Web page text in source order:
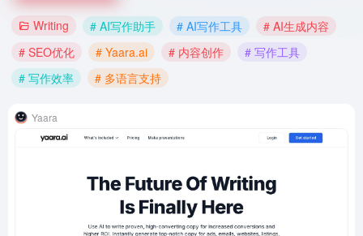
Writing # AI写作助手 # AI写作工具
# AI生成内容
# SEO优化
# Yaara.ai # 内容创作
# 写作工具
# 写作效率
# 多语言支持
Yaara